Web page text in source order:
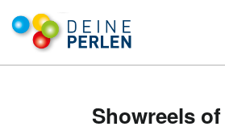
Showreels of